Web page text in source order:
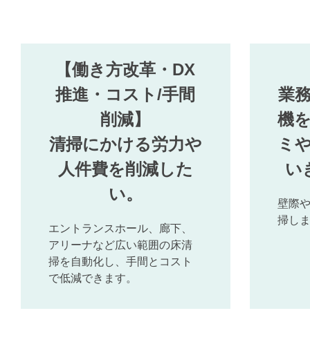
【働き方改革・DX
推進・コスト/手間
削減】
清掃にかける労力や
人件費を削減した
い。
エントランスホール、廊下、
アリーナなど広い範囲の床清
掃を自動化し、手間とコスト
で低減できます。
業
機
ミ
い
壁際
掃し